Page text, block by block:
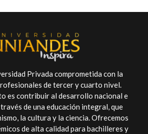
Privada comprometida con la
de tercer y cuarto nivel.
es contribuir al desarrollo nacional e
de una educación integral, que
la cultura y la ciencia. Ofrecemos
de alta calidad para bachilleres y